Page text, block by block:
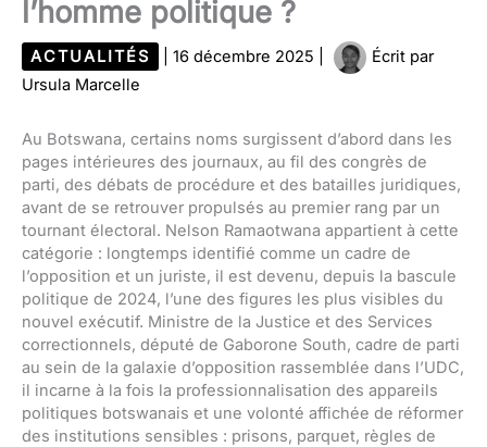
l’homme politique ?
ACTUALITÉS 16 décembre 2025
Écrit par
Ursula Marcelle
Au Botswana, certains noms surgissent d’abord dans les
pages intérieures des journaux, au fil des congrès de
parti, des débats de procédure et des batailles juridiques,
avant de se retrouver propulsés au premier rang par un
tournant électoral. Nelson Ramaotwana appartient à cette
catégorie : longtemps identifié comme un cadre de
l’opposition et un juriste, il est devenu, depuis la bascule
politique de 2024, l’une des figures les plus visibles du
nouvel exécutif. Ministre de la Justice et des Services
correctionnels, député de Gaborone South, cadre de parti
au sein de la galaxie d’opposition rassemblée dans l’UDC,
il incarne à la fois la professionnalisation des appareils
politiques botswanais et une volonté affichée de réformer
des institutions sensibles : prisons, parquet, règles de